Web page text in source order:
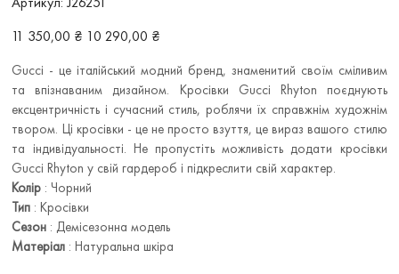
J26251
Звичайна
ціна
11 350,00 ₴
Ціна
зі10 290,00 ₴
Gucci - це італійський модний бренд, знаменитий своїм сміливим
та впізнаваним дизайном. Кросівки Gucci Rhyton поєднують
ексцентричність і сучасний стиль, роблячи їх справжнім художнім
твором. Ці кросівки - це не просто взуття, це вираз вашого стилю
та індивідуальності. Не пропустіть можливість додати кросівки
Gucci Rhyton у свій гардероб і підкреслити свій характер.
Колір : Чорний
Тип : Кросівки
Сезон : Демісезонна модель
Матеріал : Натуральна шкіра